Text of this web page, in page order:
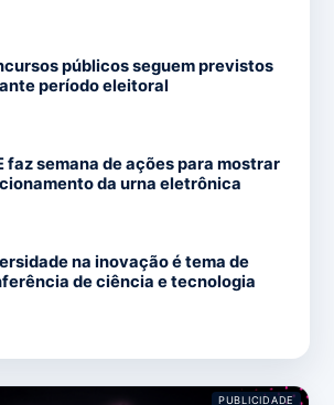
públicos seguem previstos
período eleitoral
faz semana de ações para mostrar
da urna eletrônica
na inovação é tema de
de ciência e tecnologia
PUBLICIDADE